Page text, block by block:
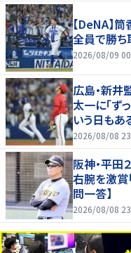
【DeNA】
全員で勝ち
2026/08/09
広島・新
太一に「ず
いう日もあ
サヨナラ負
2026/08/08
阪神・平田
右腕を激賞
問一答】
2026/08/08